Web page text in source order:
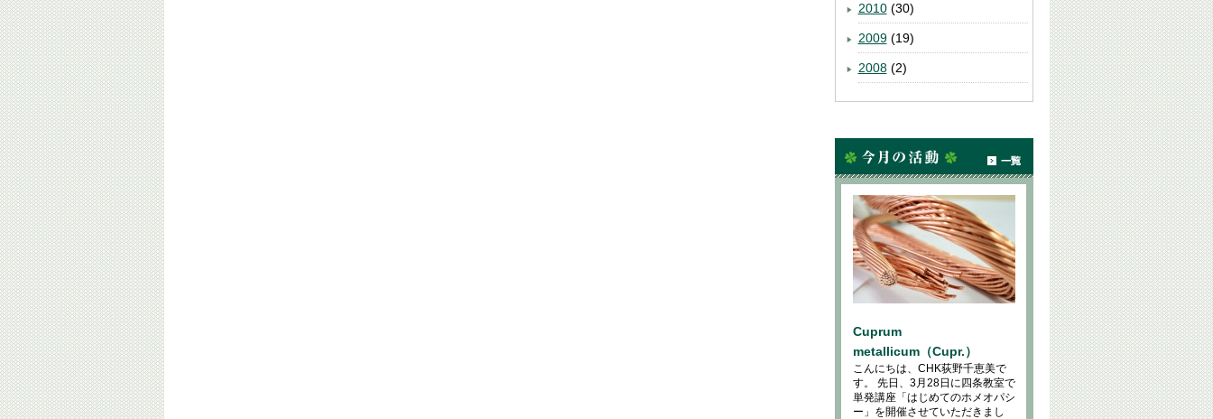
2010(30)
2009(19)
2008(2)
Cuprum
metallicum（Cupr.）
こんにちは、CHK荻野千恵美で
す。 先日、3月28日に四条教室で
単発講座「はじめてのホメオパシ
ー」を開催させていただきまし